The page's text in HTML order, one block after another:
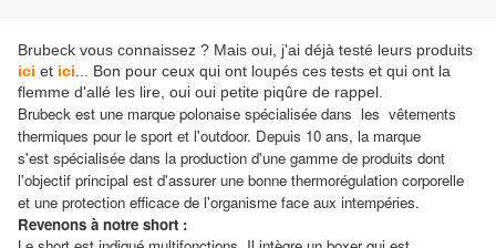
Brubeck vous connaissez ? Mais oui, j'ai déjà testé leurs produits
ici et ici ... Bon pour ceux qui ont loupés ces tests et qui ont la
flemme d'allé les lire, oui oui petite piqûre de rappel.
Brubeck est une marque polonaise spécialisée dans les vêtements
thermiques pour le sport et l'outdoor. Depuis 10 ans, la marque
s'est spécialisée dans la production d'une gamme de produits dont
l'objectif principal est d'assurer une bonne thermorégulation corporelle
et une protection efficace de l'organisme face aux intempéries.
Revenons à notre short :